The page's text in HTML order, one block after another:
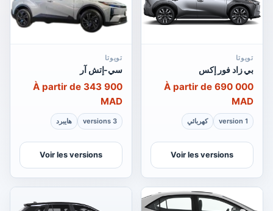
تويوتا
بي زاد فور إكس
À partir de 690 000
MAD
1 version كهربائي
Voir les versions
تويوتا
سي-إتش آر
À partir de 343 900
MAD
3 versions هايبرد
Voir les versions